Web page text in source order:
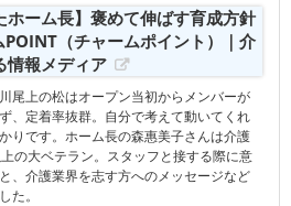
ホーム長】褒めて伸ばす育成方針
（チャームポイント）｜介
情報メディア
尾上の松はオープン当初からメンバーが
、定着率抜群。自分で考えて動いてくれ
りです。ホーム長の森惠美子さんは介護
の大ベテラン。スタッフと接する際に意
、介護業界を志す方へのメッセージなど
た。